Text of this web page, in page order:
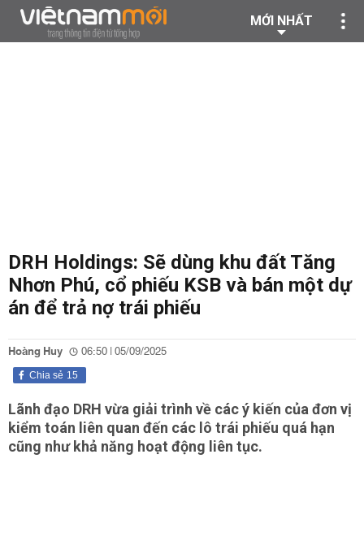
MỚI NHẤT
DRH Holdings: Sẽ dùng khu đất Tăng
Nhơn Phú, cổ phiếu KSB và bán một dự
án để trả nợ trái phiếu
Hoàng Huy 06:50 | 05/09/2025
15
Chia sẻ
Lãnh đạo DRH vừa giải trình về các ý kiến của đơn vị
kiểm toán liên quan đến các lô trái phiếu quá hạn
cũng như khả năng hoạt động liên tục.